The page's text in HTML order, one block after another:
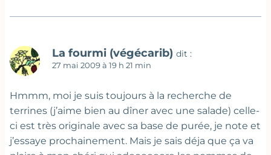
La fourmi (végécarib) dit :
27 mai 2009 à 19 h 21 min
Hmmm, moi je suis toujours à la recherche de
terrines (j’aime bien au dîner avec une salade) celle-
ci est très originale avec sa base de purée, je note et
j’essaye prochainement. Mais je sais déja que ça va